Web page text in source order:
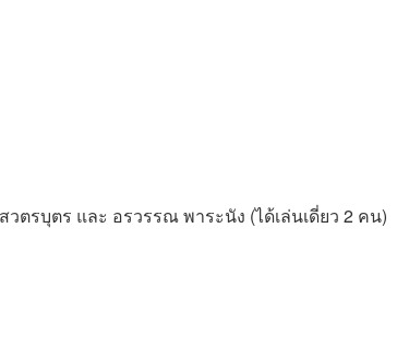
รบุตร และ อรวรรณ พาระนัง (ได้เล่นเดี่ยว 2 คน)